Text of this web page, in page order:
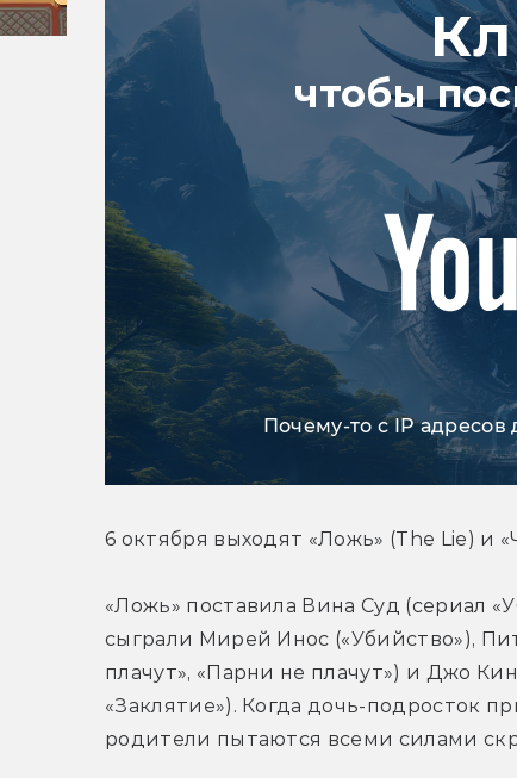
чтобы
Почему-то с IP адресов
6 октября выходят «Ложь» (The Lie) и
«Ложь» поставила Вина Суд (сериал
сыграли Мирей Инос («Убийство»),
плачут», «Парни не плачут») и Джо
«Заклятие»). Когда дочь-подросток
родители пытаются всеми силами